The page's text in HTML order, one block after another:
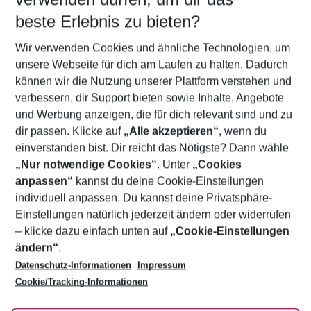
5-8 Nächte
2 Erwachsene Keine Kinder
Mehr Filter anzeigen
Footer
Footer navigation
Über uns
AGB
Bestpreisgarantie
Cookie-Einstellungen ändern
Cookie-Richtlinie
Agenturbetreuung
Barrierefreies Reisen
Folge uns
beste Erlebnis zu bieten?
Wir verwenden Cookies und ähnliche Technologien, um
unsere Webseite für dich am Laufen zu halten. Dadurch
können wir die Nutzung unserer Plattform verstehen und
verbessern, dir Support bieten sowie Inhalte, Angebote
und Werbung anzeigen, die für dich relevant sind und zu
dir passen. Klicke auf „Alle akzeptieren“, wenn du
einverstanden bist. Dir reicht das Nötigste? Dann wähle
„Nur notwendige Cookies“. Unter „Cookies
anpassen“ kannst du deine Cookie-Einstellungen
individuell anpassen. Du kannst deine Privatsphäre-
Einstellungen natürlich jederzeit ändern oder widerrufen
– klicke dazu einfach unten auf „Cookie-Einstellungen
ändern“.
Datenschutz-Informationen
Impressum
Cookie/Tracking-Informationen